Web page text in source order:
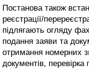
Постанова також
реєстрації/
підлягають огляду
подання заяви та
отримання номерних
документів,